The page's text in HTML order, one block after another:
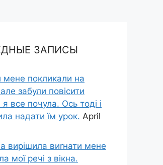
ЗАПИСЫ
мене покликали на
але забули повісити
я все почула. Ось тоді і
надати їм урок. April
вирішила виrнати мене
мої речі з вікна.